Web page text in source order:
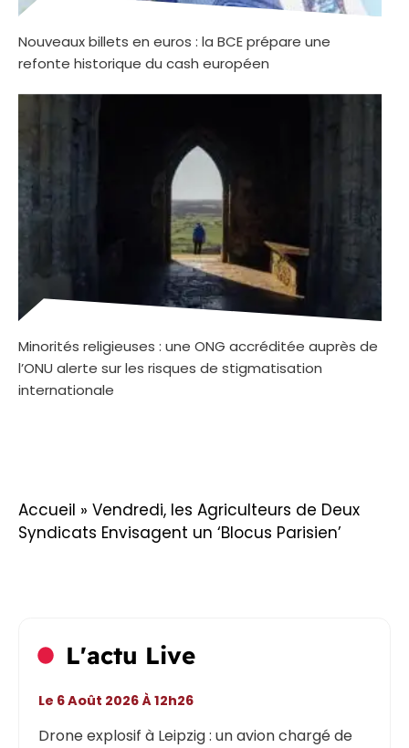
Nouveaux billets en euros : la BCE prépare une
refonte historique du cash européen
Minorités religieuses : une ONG accréditée auprès de
l’ONU alerte sur les risques de stigmatisation
internationale
Accueil » Vendredi, les Agriculteurs de Deux
Syndicats Envisagent un ‘Blocus Parisien’
L'actu Live
Drone explosif à Leipzig : un avion chargé de
Le 6 Août 2026 À 12h26